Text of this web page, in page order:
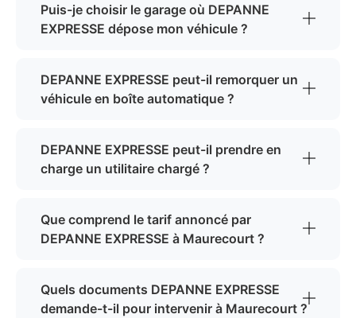
Puis-je choisir le garage où DEPANNE
EXPRESSE dépose mon véhicule ?
DEPANNE EXPRESSE peut-il remorquer un
véhicule en boîte automatique ?
DEPANNE EXPRESSE peut-il prendre en
charge un utilitaire chargé ?
Que comprend le tarif annoncé par
DEPANNE EXPRESSE à Maurecourt ?
Quels documents DEPANNE EXPRESSE
demande-t-il pour intervenir à Maurecourt ?